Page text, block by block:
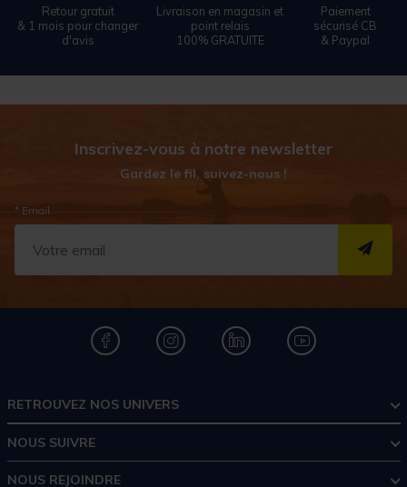
Retour gratuit
& 1 mois pour changer
d'avis
Livraison en magasin et
point relais
100% GRATUITE
Paiement
sécurisé CB
& Paypal
Inscrivez-vous à notre newsletter
Gardez le fil, suivez-nous !
* Email
RETROUVEZ NOS UNIVERS
NOUS SUIVRE
NOUS REJOINDRE